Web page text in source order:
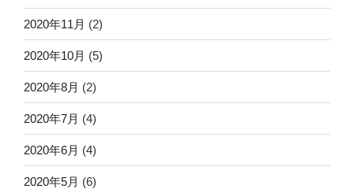
2020年11月 (2)
2020年10月 (5)
2020年8月 (2)
2020年7月 (4)
2020年6月 (4)
2020年5月 (6)